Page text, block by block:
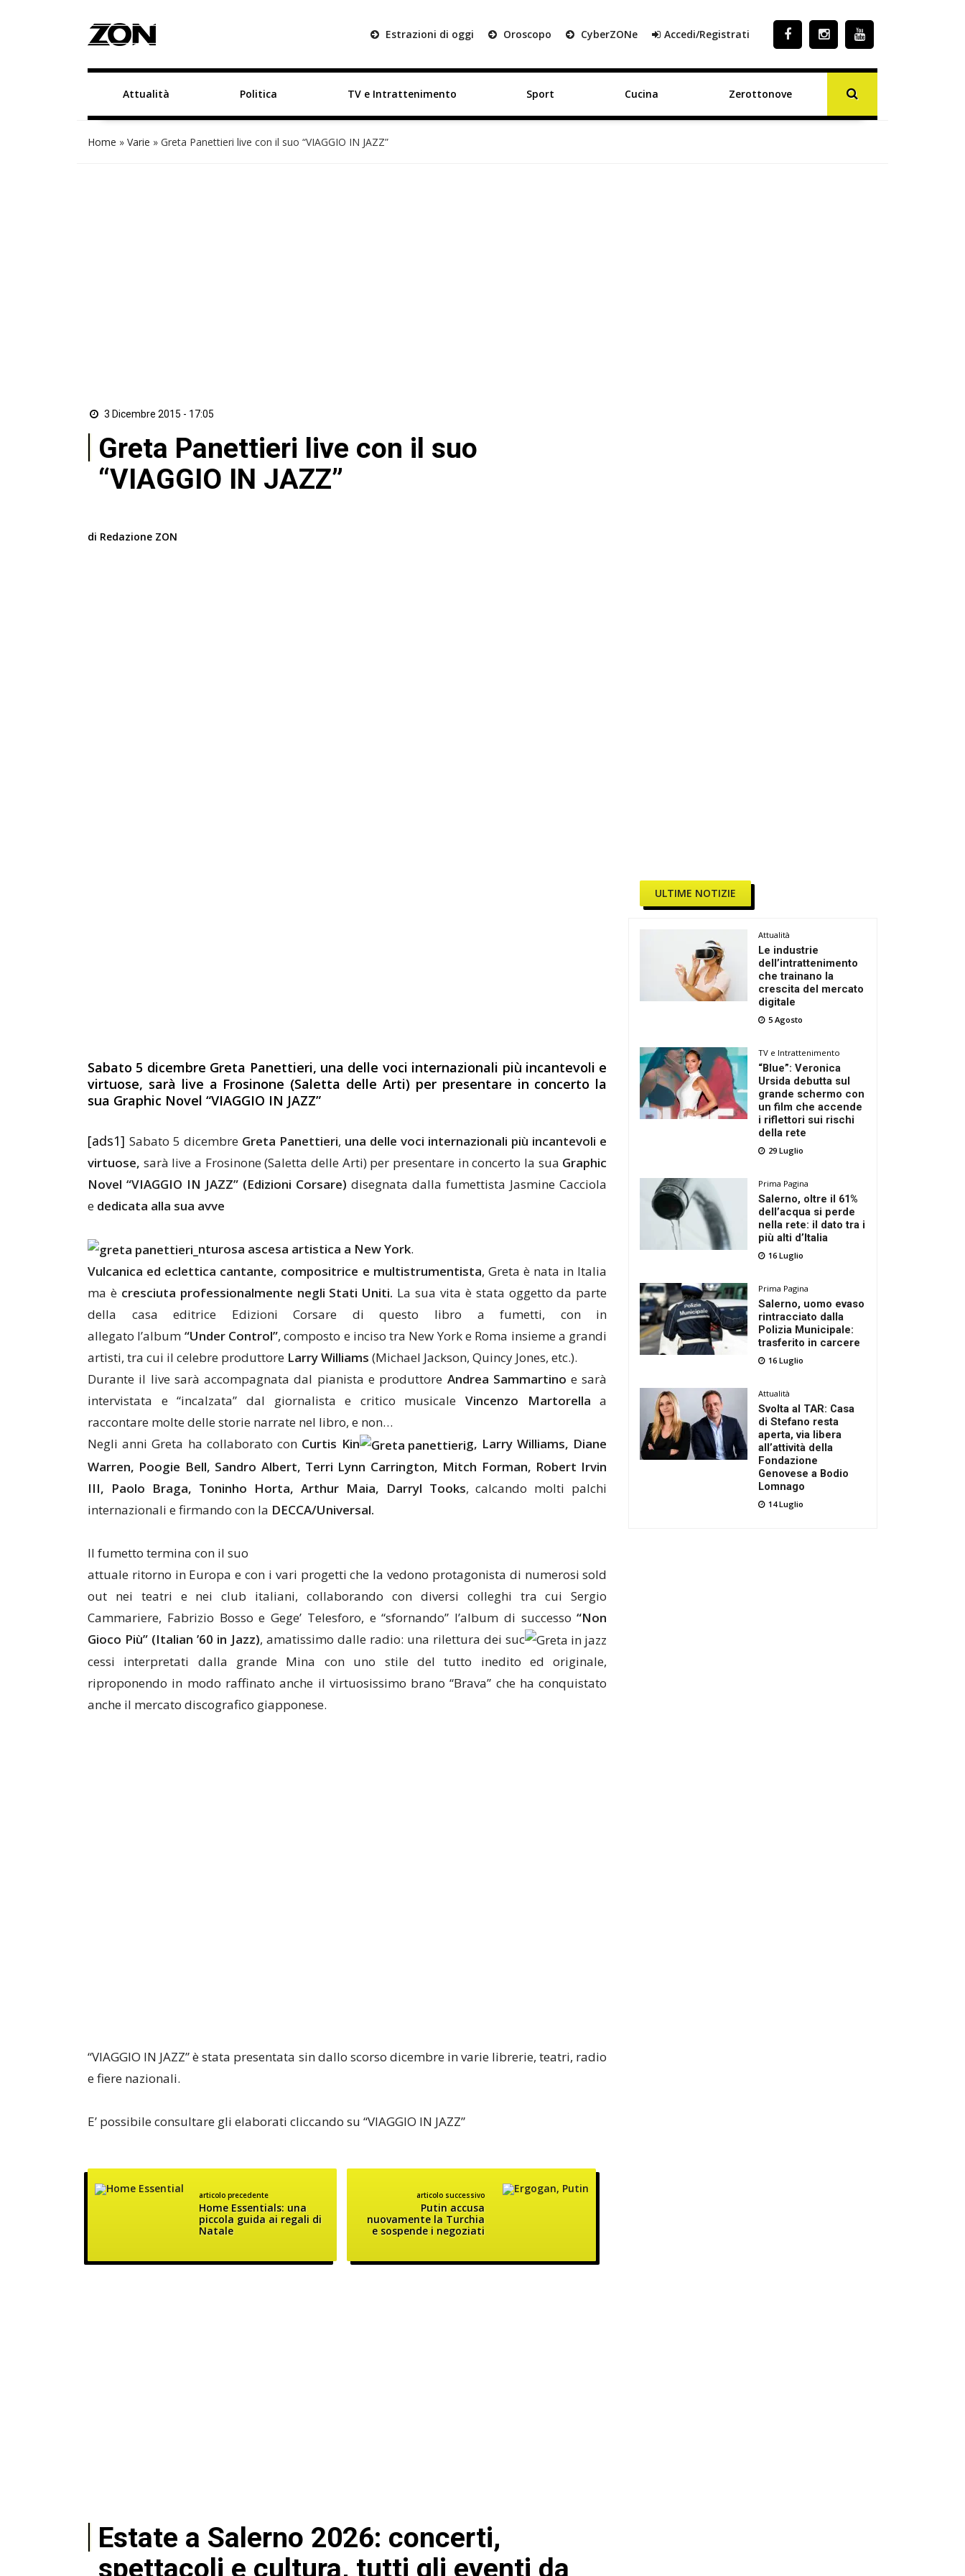
Estrazioni di oggi Oroscopo CyberZONe Accedi/Registrati
Attualità Politica TV e Intrattenimento Sport Cucina Zerottonove
Home » Varie » Greta Panettieri live con il suo “VIAGGIO IN JAZZ”
3 Dicembre 2015 - 17:05
Greta Panettieri live con il suo
“VIAGGIO IN JAZZ”
di Redazione ZON
Sabato 5 dicembre Greta Panettieri, una delle voci internazionali più incantevoli e
virtuose, sarà live a Frosinone (Saletta delle Arti) per presentare in concerto la
sua Graphic Novel “VIAGGIO IN JAZZ”
[ads1]Sabato 5 dicembre Greta Panettieri, una delle voci internazionali più incantevoli e
virtuose, sarà live a Frosinone (Saletta delle Arti) per presentare in concerto la sua Graphic
Novel “VIAGGIO IN JAZZ” (Edizioni Corsare)disegnata dalla fumettista Jasmine Cacciola
e dedicata alla sua avve
nturosa ascesa artistica a New York.
Vulcanica ed eclettica cantante, compositrice e multistrumentista, Greta è nata in Italia
ma è cresciuta professionalmente negli Stati Uniti. La sua vita è stata oggetto da parte
della casa editrice Edizioni Corsare di questo libro a fumetti, con in
allegato l’album “Under Control”, composto e inciso tra New York e Roma insieme a grandi
artisti, tra cui il celebre produttore Larry Williams (Michael Jackson, Quincy Jones, etc.).
Durante il live sarà accompagnata dal pianista e produttore Andrea Sammartino e sarà
intervistata e “incalzata” dal giornalista e critico musicaleVincenzo Martorella a
raccontare molte delle storie narrate nel libro, e non…
Negli anni Greta ha collaborato con Curtis Kin
g, Larry Williams, Diane
Warren, Poogie Bell, Sandro Albert, Terri Lynn Carrington, Mitch Forman, Robert Irvin
III, Paolo Braga, Toninho Horta, Arthur Maia, Darryl Tooks, calcando molti palchi
internazionali e firmando con la DECCA/Universal.
Il fumetto termina con il suo
attuale ritorno in Europa e con i vari progetti che la vedono protagonista di numerosi sold
out nei teatri e nei club italiani, collaborando con diversi colleghi tra cui Sergio
Cammariere, Fabrizio Bosso e Gege’ Telesforo, e “sfornando” l’album di successo“Non
Gioco Più” (Italian ’60 in Jazz), amatissimo dalle radio: una rilettura dei suc
cessi interpretati dalla grande Mina con uno stile del tutto inedito ed originale,
riproponendo in modo raffinato anche il virtuosissimo brano “Brava” che ha conquistato
anche il mercato discografico giapponese.
“VIAGGIO IN JAZZ” è stata presentata sin dallo scorso dicembre in varie librerie, teatri, radio
e fiere nazionali.
E’ possibile consultare gli elaborati cliccando su “VIAGGIO IN JAZZ”
articolo precedente
Home Essentials: una
piccola guida ai regali di
Natale
articolo successivo
Putin accusa
nuovamente la Turchia
e sospende i negoziati
Estate a Salerno 2026: concerti,
spettacoli e cultura, tutti gli eventi da
ULTIME NOTIZIE
Attualità
Le industrie
dell’intrattenimento
che trainano la
crescita del mercato
digitale
5 Agosto
TV e Intrattenimento
“Blue”: Veronica
Ursida debutta sul
grande schermo con
un film che accende
i riflettori sui rischi
della rete
29 Luglio
Prima Pagina
Salerno, oltre il 61%
dell’acqua si perde
nella rete: il dato tra i
più alti d’Italia
16 Luglio
Prima Pagina
Salerno, uomo evaso
rintracciato dalla
Polizia Municipale:
trasferito in carcere
16 Luglio
Attualità
Svolta al TAR: Casa
di Stefano resta
aperta, via libera
all’attività della
Fondazione
Genovese a Bodio
Lomnago
14 Luglio